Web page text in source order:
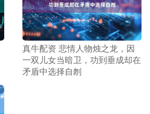
真牛配资 悲情人物烛之龙，因
一双儿女当暗卫，功到垂成却在
矛盾中选择自刎